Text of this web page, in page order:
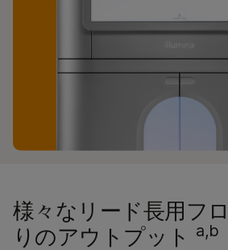
様々なリード長用フ
りのアウトプット
a,b